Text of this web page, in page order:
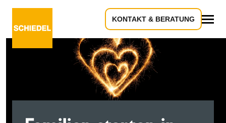
KONTAKT & BERATUNG